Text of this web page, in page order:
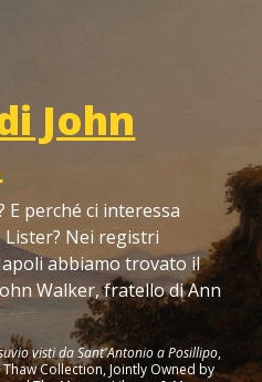
John
E perché ci interessa
Nei registri
abbiamo trovato il
Walker, fratello di Ann
visti da Sant'Antonio a Posillipo,
Collection, Jointly Owned by